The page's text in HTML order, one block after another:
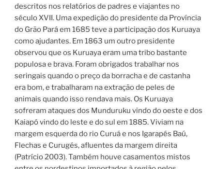
descritos nos relatórios de padres e viajantes no
século XVII. Uma expedição do presidente da Província
do Grão Pará em 1685 teve a participação dos Kuruaya
como ajudantes. Em 1863 um outro presidente
observou que os Kuruaya eram uma tribo bastante
populosa e brava. Foram obrigados trabalhar nos
seringais quando o preço da borracha e de castanha
era bom, e trabalharam na extração de peles de
animais quando isso rendava mais. Os Kuruaya
sofreram ataques dos Munduruku vindo do oeste e dos
Kaiapó vindo do leste e do sul em 1885. Viviam na
margem esquerda do rio Curuá e nos Igarapés Baú,
Flechas e Curugés, afluentes da margem direita
(Patrício 2003). Também houve casamentos mistos